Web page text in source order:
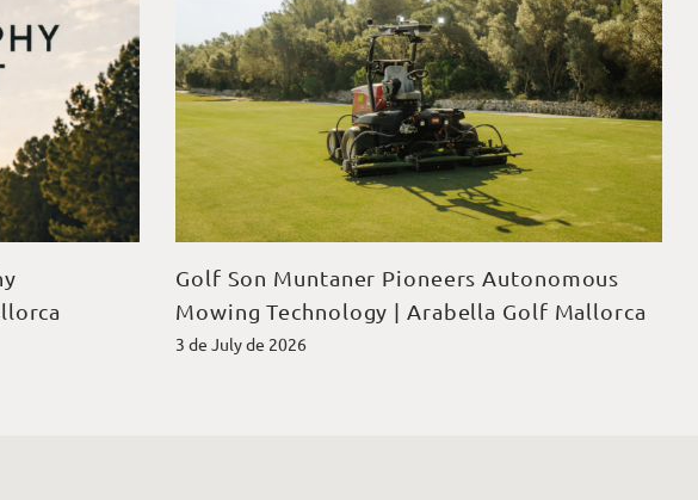
Golf Son Muntaner Pioneers Autonomous
Mowing Technology | Arabella Golf Mallorca
3 de July de 2026